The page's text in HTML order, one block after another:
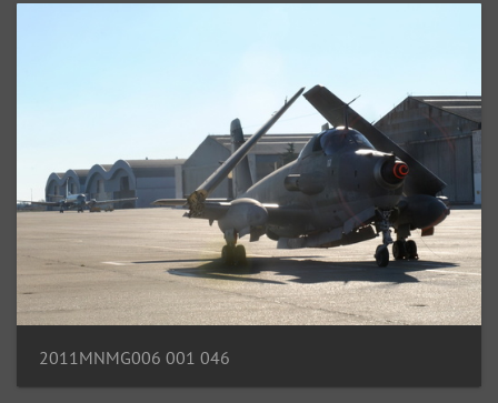
2011MNMG006 001 046